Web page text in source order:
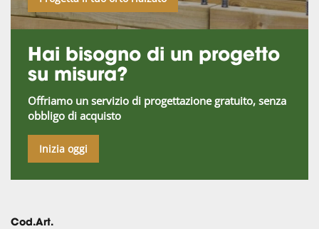
Hai bisogno di un progetto
su misura?
Offriamo un servizio di progettazione gratuito, senza
obbligo di acquisto
Inizia oggi
Cod.Art.